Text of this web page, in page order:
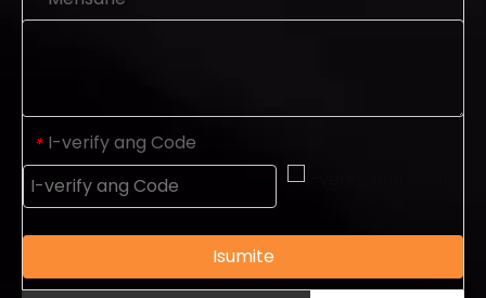
* I-verify ang Code
Isumite